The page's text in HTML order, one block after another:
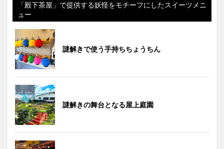
「殿下茶屋」で提供する妖怪をモチーフにしたスイーツメニ
ュー
謎解きで使う手持ちちょうちん
謎解きの舞台となる屋上庭園